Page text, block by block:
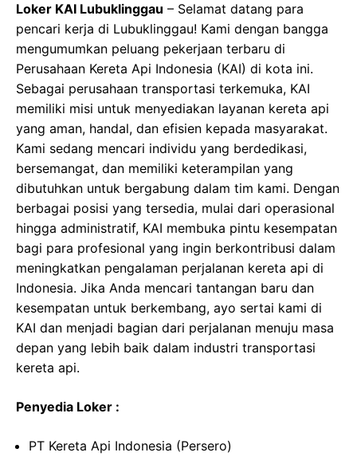
Loker KAI Lubuklinggau – Selamat datang para
pencari kerja di Lubuklinggau! Kami dengan bangga
mengumumkan peluang pekerjaan terbaru di
Perusahaan Kereta Api Indonesia (KAI) di kota ini.
Sebagai perusahaan transportasi terkemuka, KAI
memiliki misi untuk menyediakan layanan kereta api
yang aman, handal, dan efisien kepada masyarakat.
Kami sedang mencari individu yang berdedikasi,
bersemangat, dan memiliki keterampilan yang
dibutuhkan untuk bergabung dalam tim kami. Dengan
berbagai posisi yang tersedia, mulai dari operasional
hingga administratif, KAI membuka pintu kesempatan
bagi para profesional yang ingin berkontribusi dalam
meningkatkan pengalaman perjalanan kereta api di
Indonesia. Jika Anda mencari tantangan baru dan
kesempatan untuk berkembang, ayo sertai kami di
KAI dan menjadi bagian dari perjalanan menuju masa
depan yang lebih baik dalam industri transportasi
kereta api.
Penyedia Loker :
PT Kereta Api Indonesia (Persero)